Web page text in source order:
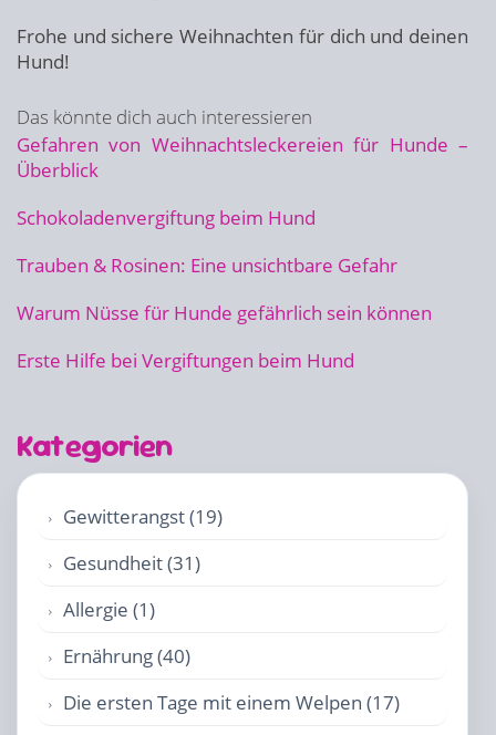
Frohe und sichere Weihnachten für dich und deinen
Hund!
Das könnte dich auch interessieren
Gefahren von Weihnachtsleckereien für Hunde –
Überblick
Schokoladenvergiftung beim Hund
Trauben & Rosinen: Eine unsichtbare Gefahr
Warum Nüsse für Hunde gefährlich sein können
Erste Hilfe bei Vergiftungen beim Hund
Kategorien
Gewitterangst (19)
Gesundheit (31)
Allergie (1)
Ernährung (40)
Die ersten Tage mit einem Welpen (17)